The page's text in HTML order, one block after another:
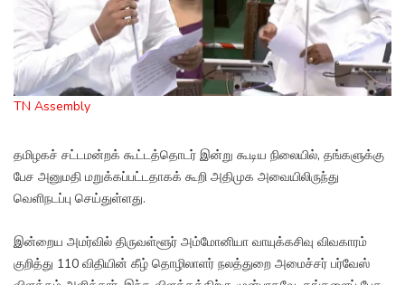
TN Assembly
தமிழகச் சட்டமன்றக் கூட்டத்தொடர் இன்று கூடிய நிலையில், தங்களுக்கு
பேச அனுமதி மறுக்கப்பட்டதாகக் கூறி அதிமுக அவையிலிருந்து
வெளிநடப்பு செய்துள்ளது.
இன்றைய அமர்வில் திருவள்ளூர் அம்மோனியா வாயுக்கசிவு விவகாரம்
குறித்து 110 விதியின் கீழ் தொழிலாளர் நலத்துறை அமைச்சர் பர்வேஸ்